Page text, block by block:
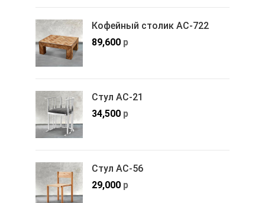
Кофейный столик АС-722
89,600 р
Стул АС-21
34,500 р
Стул АС-56
29,000 р